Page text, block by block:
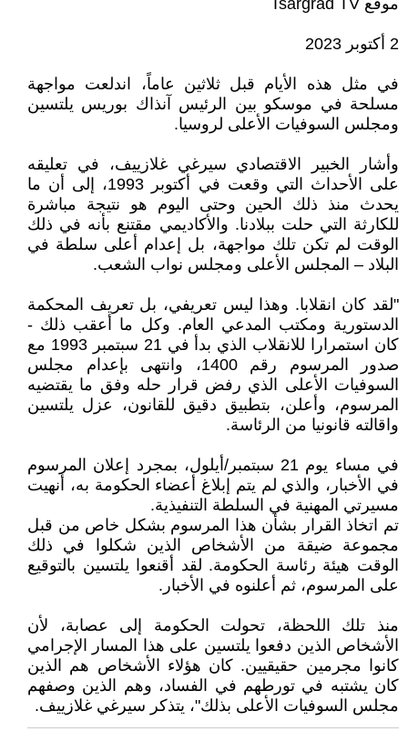
موقع Tsargrad TV
2 أكتوبر 2023
في مثل هذه الأيام قبل ثلاثين عاماً، اندلعت مواجهة
مسلحة في موسكو بين الرئيس آنذاك بوريس يلتسين
ومجلس السوفيات الأعلى لروسيا.
وأشار الخبير الاقتصادي سيرغي غلازييف، في تعليقه
على الأحداث التي وقعت في أكتوبر 1993، إلى أن ما
يحدث منذ ذلك الحين وحتى اليوم هو نتيجة مباشرة
للكارثة التي حلت ببلادنا. والأكاديمي مقتنع بأنه في ذلك
الوقت لم تكن تلك مواجهة، بل إعدام أعلى سلطة في
البلاد – المجلس الأعلى ومجلس نواب الشعب.
"لقد كان انقلابا. وهذا ليس تعريفي، بل تعريف المحكمة
الدستورية ومكتب المدعي العام. وكل ما أعقب ذلك -
كان استمرارا للانقلاب الذي بدأ في 21 سبتمبر 1993 مع
صدور المرسوم رقم 1400، وانتهى بإعدام مجلس
السوفيات الأعلى الذي رفض قرار حله وفق ما يقتضيه
المرسوم، وأعلن، بتطبيق دقيق للقانون، عزل يلتسين
واقالته قانونيا من الرئاسة.
في مساء يوم 21 سبتمبر/أيلول، بمجرد إعلان المرسوم
في الأخبار، والذي لم يتم إبلاغ أعضاء الحكومة به، أنهيت
مسيرتي المهنية في السلطة التنفيذية.
تم اتخاذ القرار بشأن هذا المرسوم بشكل خاص من قبل
مجموعة ضيقة من الأشخاص الذين شكلوا في ذلك
الوقت هيئة رئاسة الحكومة. لقد أقنعوا يلتسين بالتوقيع
على المرسوم، ثم أعلنوه في الأخبار.
منذ تلك اللحظة، تحولت الحكومة إلى عصابة، لأن
الأشخاص الذين دفعوا يلتسين على هذا المسار الإجرامي
كانوا مجرمين حقيقيين. كان هؤلاء الأشخاص هم الذين
كان يشتبه في تورطهم في الفساد، وهم الذين وصفهم
مجلس السوفيات الأعلى بذلك"، يتذكر سيرغي غلازييف.